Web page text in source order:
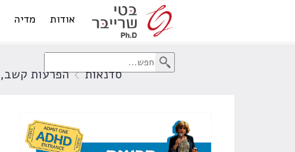
אודות מדיה
סדנאות הפרעות קשב,